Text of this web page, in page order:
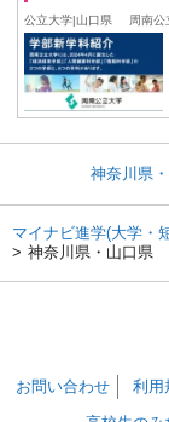
公立大学|山口県 周南公
神奈川県
マイナビ進学(大学・
神奈川県・山口県
お問い合わせ 利用